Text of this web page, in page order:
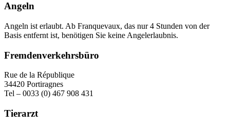
Angeln
Angeln ist erlaubt. Ab Franquevaux, das nur 4 Stunden von der
Basis entfernt ist, benötigen Sie keine Angelerlaubnis.
Fremdenverkehrsbüro
Rue de la République
34420 Portiragnes
Tel – 0033 (0) 467 908 431
Tierarzt